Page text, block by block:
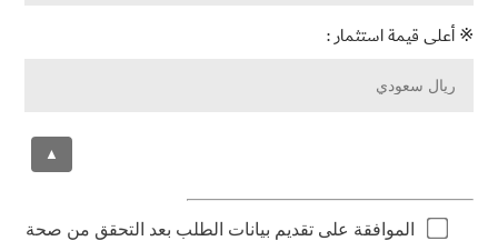
※ أعلى قيمة استثمار :
▲
الموافقة على تقديم بيانات الطلب بعد التحقق من صحة